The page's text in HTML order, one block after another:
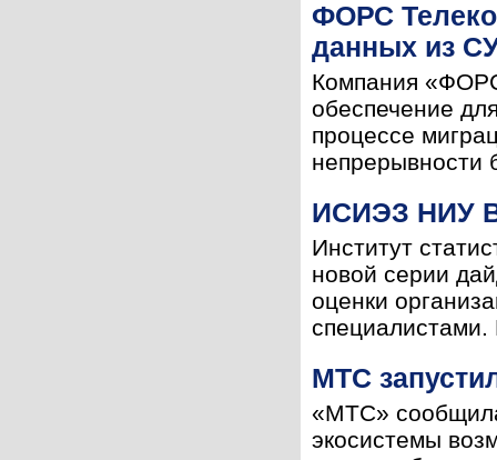
ФОРС
данных из
Компания
обеспечение
процессе
непрерывности
ИСИЭЗ НИУ
Институт
новой серии
оценки
специалистами.
МТС
«МТС»
экосистемы